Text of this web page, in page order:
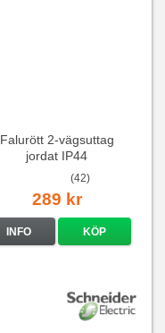
Falurött 2-vägsuttag
jordat IP44
(42)
289 kr
INFO KÖP